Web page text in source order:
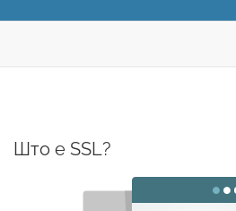
Што е SSL?